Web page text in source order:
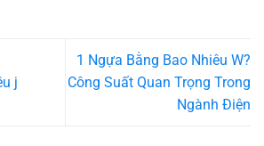
j
1 Ngựa Bằng Bao Nhiêu W?
Công Suất Quan Trọng Trong
Ngành Điện